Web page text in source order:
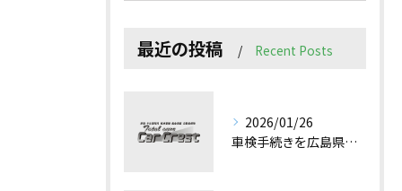
最近の投稿 Recent Posts
2026/01/26
車検手続きを広島県で失敗しないための必要書類と流れを徹底解説